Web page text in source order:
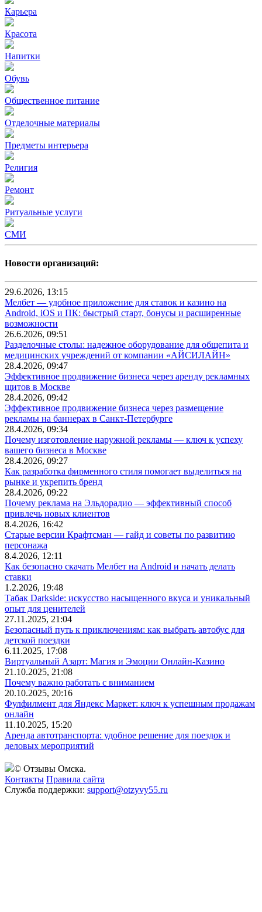
Карьера
Красота
Напитки
Обувь
Общественное питание
Отделочные материалы
Предметы интерьера
Религия
Ремонт
Ритуальные услуги
СМИ
Новости организаций:
29.6.2026, 13:15
Мелбет — удобное приложение для ставок и казино на
Android, iOS и ПК: быстрый старт, бонусы и расширенные
возможности
26.6.2026, 09:51
Разделочные столы: надежное оборудование для общепита и
медицинских учреждений от компании «АЙСИЛАЙН»
28.4.2026, 09:47
Эффективное продвижение бизнеса через аренду рекламных
щитов в Москве
28.4.2026, 09:42
Эффективное продвижение бизнеса через размещение
рекламы на баннерах в Санкт-Петербурге
28.4.2026, 09:34
Почему изготовление наружной рекламы — ключ к успеху
вашего бизнеса в Москве
28.4.2026, 09:27
Как разработка фирменного стиля помогает выделиться на
рынке и укрепить бренд
28.4.2026, 09:22
Почему реклама на Эльдорадио — эффективный способ
привлечь новых клиентов
8.4.2026, 16:42
Старые версии Крафтсман — гайд и советы по развитию
персонажа
8.4.2026, 12:11
Как безопасно скачать Мелбет на Android и начать делать
ставки
1.2.2026, 19:48
Табак Darkside: искусство насыщенного вкуса и уникальный
опыт для ценителей
27.11.2025, 21:04
Безопасный путь к приключениям: как выбрать автобус для
детской поездки
6.11.2025, 17:08
Виртуальный Азарт: Магия и Эмоции Онлайн-Казино
21.10.2025, 21:08
Почему важно работать с вниманием
20.10.2025, 20:16
Фулфилмент для Яндекс Маркет: ключ к успешным продажам
онлайн
11.10.2025, 15:20
Аренда автотранспорта: удобное решение для поездок и
деловых мероприятий
© Отзывы Омска.
Контакты Правила сайта
Служба поддержки: support@otzyvy55.ru